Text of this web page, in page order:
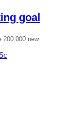
goal
200,000 new